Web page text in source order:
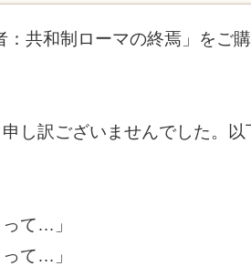
共和制ローマの終焉」をご
し訳ございませんでした。
て…」
て…」